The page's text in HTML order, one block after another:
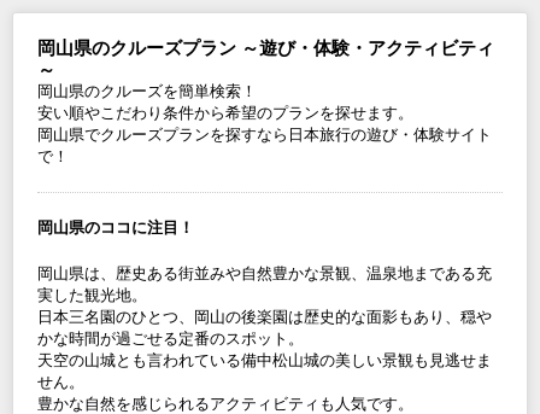
岡山県のクルーズプラン ～遊び・体験・アクティビティ
～
岡山県のクルーズを簡単検索！
安い順やこだわり条件から希望のプランを探せます。
岡山県でクルーズプランを探すなら日本旅行の遊び・体験サイト
で！
岡山県のココに注目！
岡山県は、歴史ある街並みや自然豊かな景観、温泉地まである充
実した観光地。
日本三名園のひとつ、岡山の後楽園は歴史的な面影もあり、穏や
かな時間が過ごせる定番のスポット。
天空の山城とも言われている備中松山城の美しい景観も見逃せま
せん。
豊かな自然を感じられるアクティビティも人気です。